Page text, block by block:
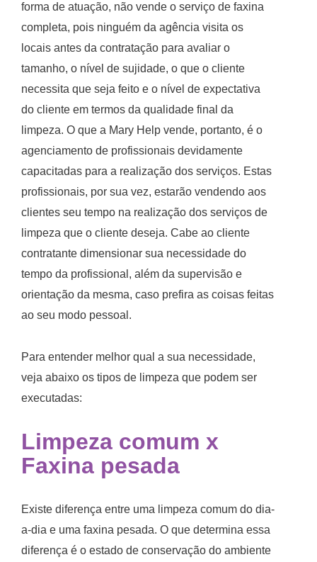
forma de atuação, não vende o serviço de faxina
completa, pois ninguém da agência visita os
locais antes da contratação para avaliar o
tamanho, o nível de sujidade, o que o cliente
necessita que seja feito e o nível de expectativa
do cliente em termos da qualidade final da
limpeza. O que a Mary Help vende, portanto, é o
agenciamento de profissionais devidamente
capacitadas para a realização dos serviços. Estas
profissionais, por sua vez, estarão vendendo aos
clientes seu tempo na realização dos serviços de
limpeza que o cliente deseja. Cabe ao cliente
contratante dimensionar sua necessidade do
tempo da profissional, além da supervisão e
orientação da mesma, caso prefira as coisas feitas
ao seu modo pessoal.
Para entender melhor qual a sua necessidade,
veja abaixo os tipos de limpeza que podem ser
executadas:
Limpeza comum x
Faxina pesada
Existe diferença entre uma limpeza comum do dia-
a-dia e uma faxina pesada. O que determina essa
diferença é o estado de conservação do ambiente